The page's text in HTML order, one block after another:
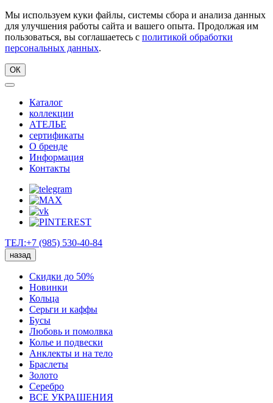
Мы используем куки файлы, системы сбора и анализа данных
для улучшения работы сайта и вашего опыта. Продолжая им
пользоваться, вы соглашаетесь с политикой обработки
персональных данных.
ОК
Каталог
коллекции
АТЕЛЬЕ
сертификаты
О бренде
Информация
Контакты
ТЕЛ:+7 (985) 530-40-84
назад
Скидки до 50%
Новинки
Кольца
Серьги и каффы
Бусы
Любовь и помолвка
Колье и подвески
Анклекты и на тело
Браслеты
Золото
Серебро
ВСЕ УКРАШЕНИЯ